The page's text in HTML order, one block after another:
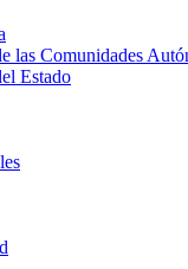
las Comunidades
Estado